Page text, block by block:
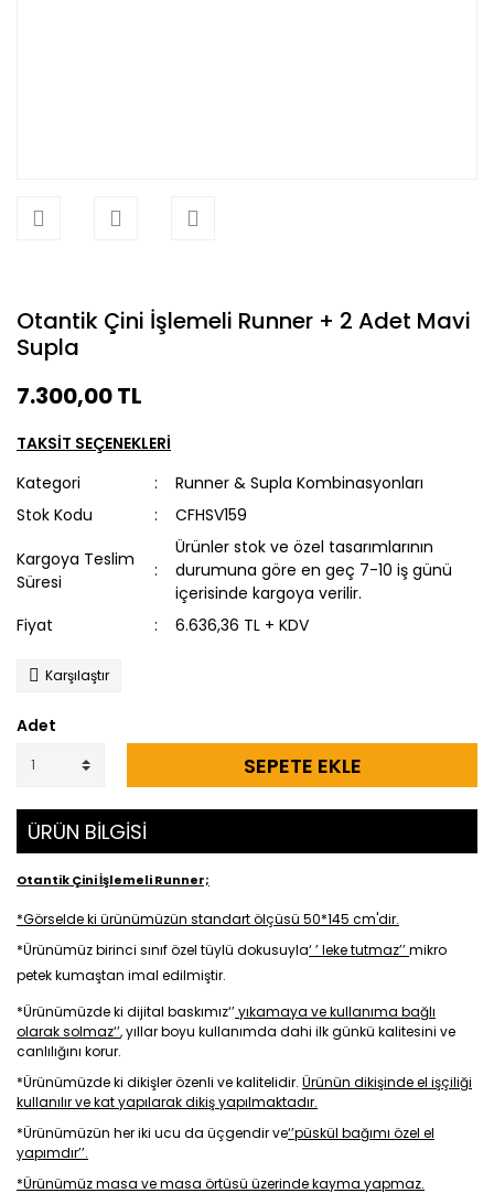
Otantik Çini İşlemeli Runner + 2 Adet Mavi
Supla
7.300,00 TL
TAKSİT SEÇENEKLERİ
Kategori
Runner & Supla Kombinasyonları
Stok Kodu
CFHSV159
Kargoya Teslim
Süresi
Ürünler stok ve özel tasarımlarının
durumuna göre en geç 7-10 iş günü
içerisinde kargoya verilir.
Fiyat
6.636,36 TL + KDV
Karşılaştır
Adet
SEPETE EKLE
ÜRÜN BİLGİSİ
Otantik Çini İşlemeli Runner;
*Görselde ki ürünümüzün standart ölçüsü 50*145 cm'dir.
*Ürünümüz birinci sınıf özel tüylü dokusuyla‘ ’ leke tutmaz’’mikro
petek kumaştan imal edilmiştir.
*Ürünümüzde ki dijital baskımız‘’yıkamaya ve kullanıma bağlı
olarak solmaz‘’, yıllar boyu kullanımda dahi ilk günkü kalitesini ve
canlılığını korur.
*Ürünümüzde ki dikişler özenli ve kalitelidir. Ürünün dikişinde el işçiliği
kullanılır ve kat yapılarak dikiş yapılmaktadır.
*Ürünümüzün her iki ucu da üçgendir ve‘’püskül bağımı özel el
yapımdır’’.
*Ürünümüz masa ve masa örtüsü üzerinde kayma yapmaz.